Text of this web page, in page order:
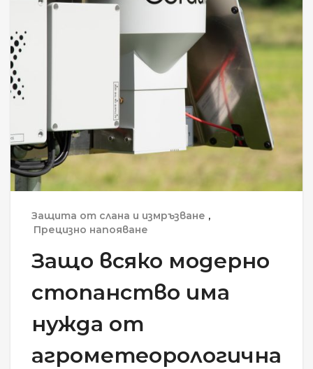
Защита от слана и измръзване ,
Прецизно напояване
Защо всяко модерно
стопанство има
нужда от
агрометеорологична